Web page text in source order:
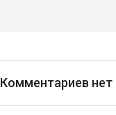
Комментариев нет